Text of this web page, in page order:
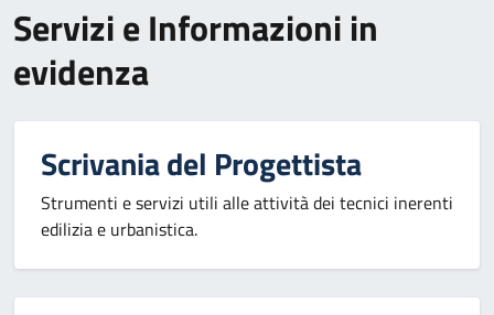
Servizi e Informazioni in
evidenza
Scrivania del Progettista
Strumenti e servizi utili alle attività dei tecnici inerenti
edilizia e urbanistica.